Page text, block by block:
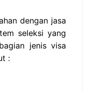
dengan jasa
seleksi yang
jenis visa
: